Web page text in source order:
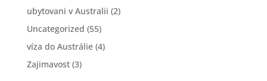
ubytovani v Australii (2)
Uncategorized (55)
víza do Austrálie(4)
Zajimavost(3)